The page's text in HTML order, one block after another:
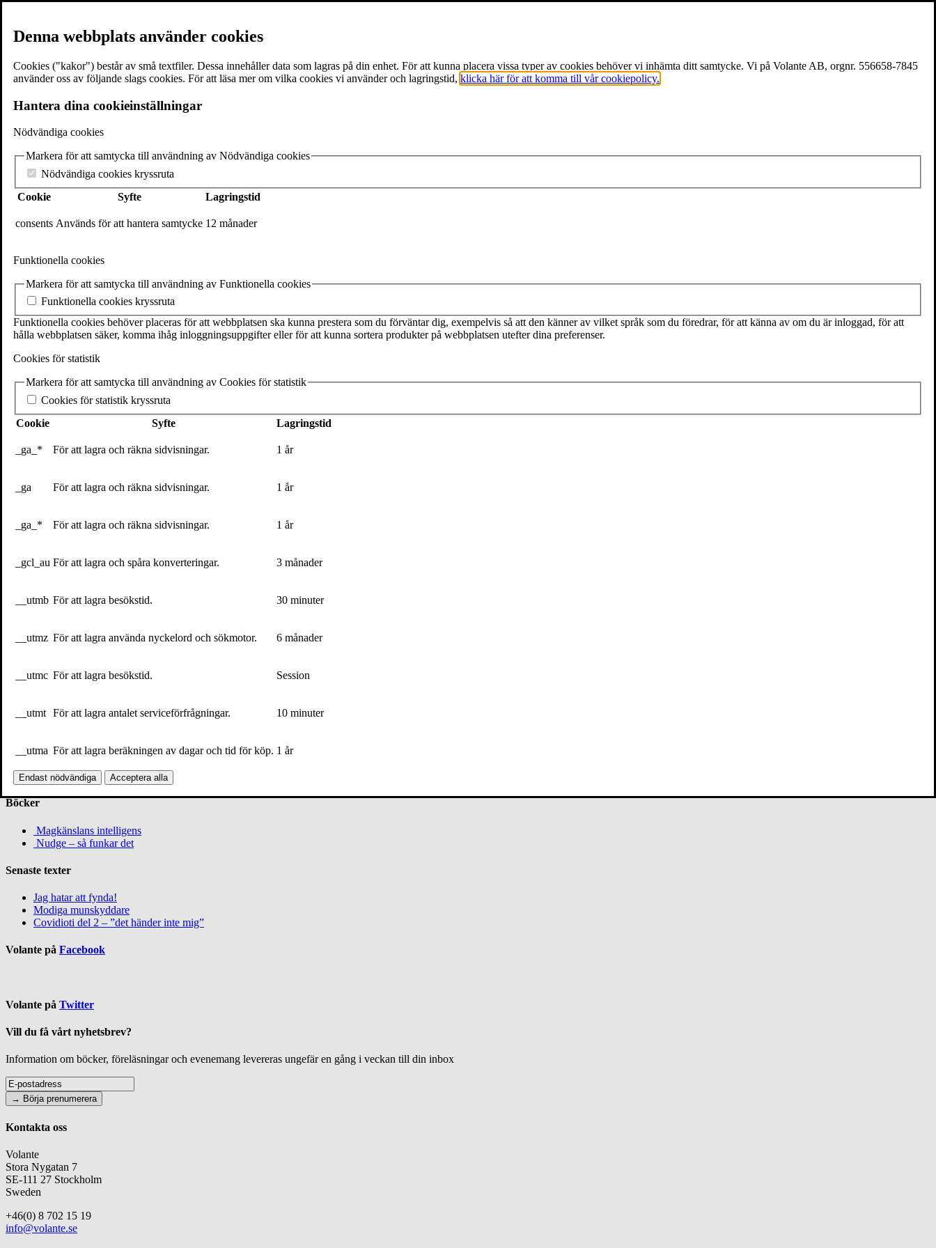
Meny
Böcker
Författare
Föreläsare
Texter & utdrag
Pressrum
Webshop
Volante
Stora Nygatan 7
SE-111 27 Stockholm
Sweden
+46(0) 8 702 15 19
Fler kontaktuppgifter
Cookieinställningar
Alexander Norén
Alexander Norén har som ekonomijournalist för SVT intervjuat flera av de senaste årens Ekonomipristagare till Alfred Nobels minne. Hans särskilda favoritområde är beteendeekonomi. Han är utbildad vid
Läs mer om nudge och nudging.
Läs intervju med Alexander Norén
: Varför blev du besatt av nudging, beslut och beteenden?
Läs blogginlägget om Alexander Norén och Ekonomipriset
Kontakt
För bokning av författaren mejlaspeakers@volante.se
Webbplats
Böcker
Magkänslans intelligens
Nudge – så funkar det
Senaste texter
Jag hatar att fynda!
Modiga munskyddare
Covidioti del 2 – ”det händer inte mig”
Volante på Facebook
Volante på Twitter
Vill du få vårt nyhetsbrev?
Information om böcker, föreläsningar och evenemang levereras ungefär en gång i veckan till din inbox
Kontakta oss
Volante
Stora Nygatan 7
SE-111 27 Stockholm
Sweden
+46(0) 8 702 15 19
info@volante.se
Denna webbplats använder cookies
Cookies ("kakor") består av små textfiler. Dessa innehåller data som lagras på din enhet. För att kunna placera vissa typer av cookies behöver vi inhämta ditt samtycke. Vi på Volante AB, orgnr. 556658-7845
använder oss av följande slags cookies. För att läsa mer om vilka cookies vi använder och lagringstid, klicka här för att komma till vår cookiepolicy.
Hantera dina cookieinställningar
Nödvändiga cookies
Markera för att samtycka till användning av Nödvändiga cookies
Nödvändiga cookies kryssruta
Cookie
Syfte Lagringstid
consents Används för att hantera samtycke 12 månader
Funktionella cookies
Markera för att samtycka till användning av Funktionella cookies
Funktionella cookies kryssruta
Funktionella cookies behöver placeras för att webbplatsen ska kunna prestera som du förväntar dig, exempelvis så att den känner av vilket språk som du föredrar, för att känna av om du är inloggad, för att
hålla webbplatsen säker, komma ihåg inloggningsuppgifter eller för att kunna sortera produkter på webbplatsen utefter dina preferenser.
Cookies för statistik
Markera för att samtycka till användning av Cookies för statistik
Cookies för statistik kryssruta
Cookie
Syfte Lagringstid
_ga_* För att lagra och räkna sidvisningar. 1 år
_ga För att lagra och räkna sidvisningar. 1 år
_ga_* För att lagra och räkna sidvisningar. 1 år
_gcl_au För att lagra och spåra konverteringar. 3 månader
__utmb För att lagra besökstid. 30 minuter
__utmz För att lagra använda nyckelord och sökmotor. 6 månader
__utmc För att lagra besökstid. Session
__utmt För att lagra antalet serviceförfrågningar. 10 minuter
__utma För att lagra beräkningen av dagar och tid för köp. 1 år
Endast nödvändiga Acceptera alla